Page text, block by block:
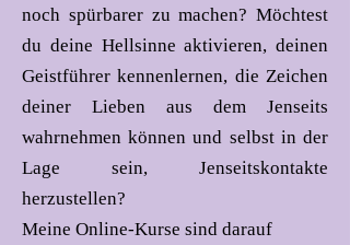
noch spürbarer zu machen? Möchtest
du deine Hellsinne aktivieren, deinen
Geistführer kennenlernen, die Zeichen
deiner Lieben aus dem Jenseits
wahrnehmen können und selbst in der
Lage sein, Jenseitskontakte
herzustellen?
Meine Online-Kurse sind darauf